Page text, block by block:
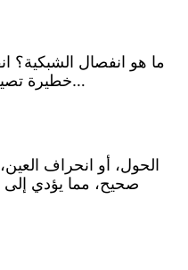
ما هو انفصال الشبكية؟
خطيرة تصيب العين، حيث تتضرر الشبكية…
الحول، أو انحراف
صحيح، مما يؤدي إلى